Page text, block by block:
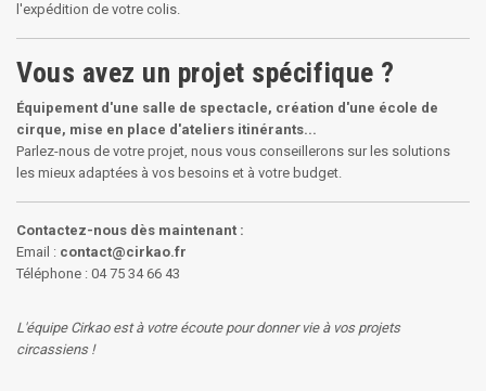
l'expédition de votre colis.
Vous avez un projet spécifique ?
Équipement d'une salle de spectacle, création d'une école de
cirque, mise en place d'ateliers itinérants...
Parlez-nous de votre projet, nous vous conseillerons sur les solutions
les mieux adaptées à vos besoins et à votre budget.
Contactez-nous dès maintenant :
Email : contact@cirkao.fr
Téléphone : 04 75 34 66 43
L'équipe Cirkao est à votre écoute pour donner vie à vos projets
circassiens !